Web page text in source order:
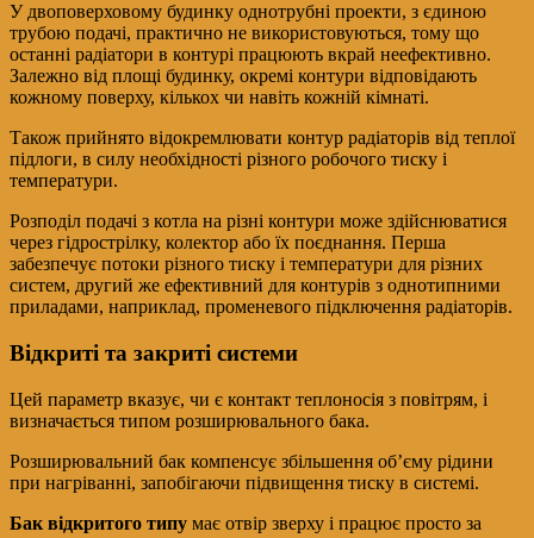
У двоповерховому будинку однотрубні проекти, з єдиною
трубою подачі, практично не використовуються, тому що
останні радіатори в контурі працюють вкрай неефективно.
Залежно від площі будинку, окремі контури відповідають
кожному поверху, кількох чи навіть кожній кімнаті.
Також прийнято відокремлювати контур радіаторів від теплої
підлоги, в силу необхідності різного робочого тиску і
температури.
Розподіл подачі з котла на різні контури може здійснюватися
через гідрострілку, колектор або їх поєднання. Перша
забезпечує потоки різного тиску і температури для різних
систем, другий же ефективний для контурів з однотипними
приладами, наприклад, променевого підключення радіаторів.
Відкриті та закриті системи
Цей параметр вказує, чи є контакт теплоносія з повітрям, і
визначається типом розширювального бака.
Розширювальний бак компенсує збільшення об’єму рідини
при нагріванні, запобігаючи підвищення тиску в системі.
Бак відкритого типу має отвір зверху і працює просто за